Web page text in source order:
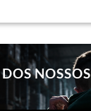
NOSSOS